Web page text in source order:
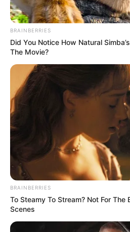
Simo
28/07/2021
Kostenlose Live-Streaming-
Choeaedol ist V Live eine
App, mit der Prominente aus
streamen und sich mit ihren
Fans können die App, die mehr
Instagram bietet, herunterladen
upgraden.Verbinden Sie
BRAINBERRIES
Did You Notice How Natural
The Movie?
BRAINBERRIES
To Steamy To Stream? Not For
Scenes